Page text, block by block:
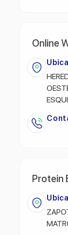
Online
Protein